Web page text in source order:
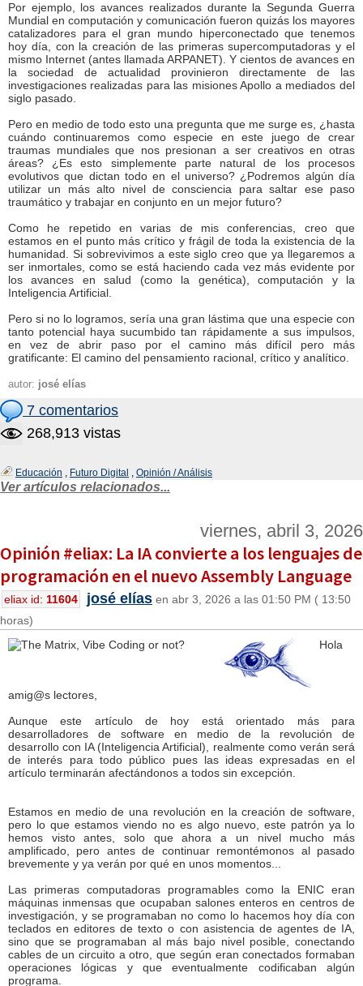
Por ejemplo, los avances realizados durante la Segunda Guerra
Mundial en computación y comunicación fueron quizás los mayores
catalizadores para el gran mundo hiperconectado que tenemos
hoy día, con la creación de las primeras supercomputadoras y el
mismo Internet (antes llamada ARPANET). Y cientos de avances en
la sociedad de actualidad provinieron directamente de las
investigaciones realizadas para las misiones Apollo a mediados del
siglo pasado.
Pero en medio de todo esto una pregunta que me surge es, ¿hasta
cuándo continuaremos como especie en este juego de crear
traumas mundiales que nos presionan a ser creativos en otras
áreas? ¿Es esto simplemente parte natural de los procesos
evolutivos que dictan todo en el universo? ¿Podremos algún día
utilizar un más alto nivel de consciencia para saltar ese paso
traumático y trabajar en conjunto en un mejor futuro?
Como he repetido en varias de mis conferencias, creo que
estamos en el punto más crítico y frágil de toda la existencia de la
humanidad. Si sobrevivimos a este siglo creo que ya llegaremos a
ser inmortales, como se está haciendo cada vez más evidente por
los avances en salud (como la genética), computación y la
Inteligencia Artificial.
Pero si no lo logramos, sería una gran lástima que una especie con
tanto potencial haya sucumbido tan rápidamente a sus impulsos,
en vez de abrir paso por el camino más difícil pero más
gratificante: El camino del pensamiento racional, crítico y analítico.
autor: josé elías
7 comentarios
268,913 vistas
Educación , Futuro Digital , Opinión / Análisis
Ver artículos relacionados...
viernes, abril 3, 2026
Opinión #eliax: La IA convierte a los lenguajes de
programación en el nuevo Assembly Language
eliax id: 11604 josé elías en abr 3, 2026 a las 01:50 PM ( 13:50
horas)
Hola
amig@s lectores,
Aunque este artículo de hoy está orientado más para
desarrolladores de software en medio de la revolución de
desarrollo con IA (Inteligencia Artificial), realmente como verán será
de interés para todo público pues las ideas expresadas en el
artículo terminarán afectándonos a todos sin excepción.
Estamos en medio de una revolución en la creación de software,
pero lo que estamos viendo no es algo nuevo, este patrón ya lo
hemos visto antes, solo que ahora a un nivel mucho más
amplificado, pero antes de continuar remontémonos al pasado
brevemente y ya verán por qué en unos momentos...
Las primeras computadoras programables como la ENIC eran
máquinas inmensas que ocupaban salones enteros en centros de
investigación, y se programaban no como lo hacemos hoy día con
teclados en editores de texto o con asistencia de agentes de IA,
sino que se programaban al más bajo nivel posible, conectando
cables de un circuito a otro, que según eran conectados formaban
operaciones lógicas y que eventualmente codificaban algún
programa.